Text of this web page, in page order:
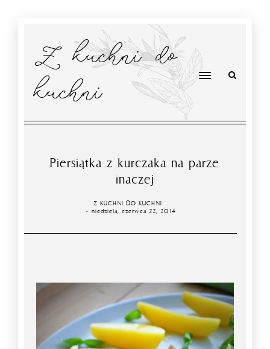
Z kuchni do
kuchni
Piersiątka z kurczaka na parze
inaczej
Z KUCHNI DO KUCHNI
niedziela, czerwca 22, 2014